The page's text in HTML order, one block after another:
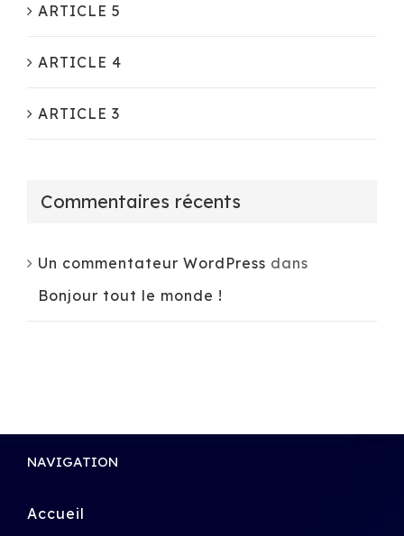
ARTICLE 5
ARTICLE 4
ARTICLE 3
Commentaires récents
Un commentateur WordPress dans
Bonjour tout le monde !
NAVIGATION
Accueil